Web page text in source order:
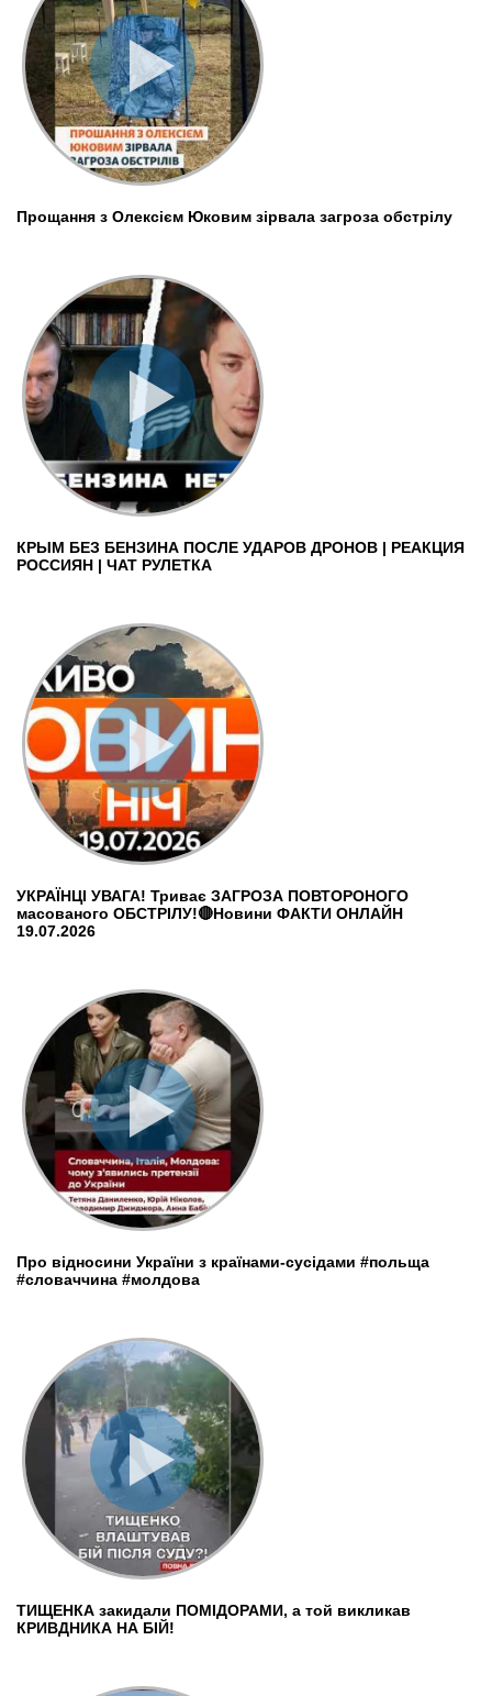
Прощання з Олексієм Юковим зірвала загроза обстрілу
КРЫМ БЕЗ БЕНЗИНА ПОСЛЕ УДАРОВ ДРОНОВ | РЕАКЦИЯ
РОССИЯН | ЧАТ РУЛЕТКА
УКРАЇНЦІ УВАГА! Триває ЗАГРОЗА ПОВТОРОНОГО
масованого ОБСТРІЛУ!🔴Новини ФАКТИ ОНЛАЙН
19.07.2026
Про відносини України з країнами-сусідами #польща
#словаччина #молдова
ТИЩЕНКА закидали ПОМІДОРАМИ, а той викликав
КРИВДНИКА НА БІЙ!